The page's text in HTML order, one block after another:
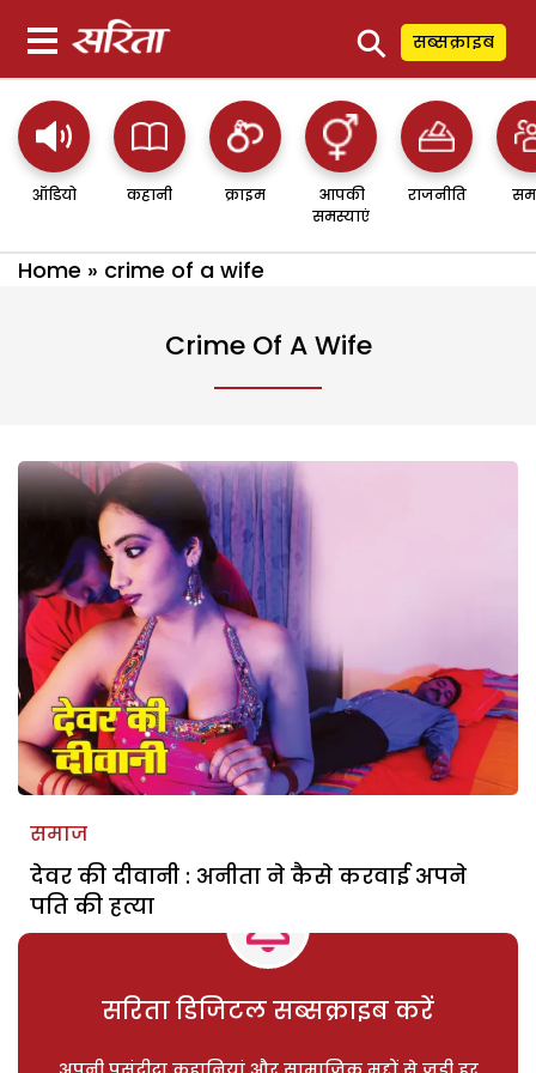
⚲ सब्सक्राइब
ऑडियो कहानी क्राइम
आपकी
समस्याएं
राजनीति
Home » crime of a wife
Crime Of A Wife
समाज
देवर की दीवानी : अनीता ने कैसे करवाई अपने
पति की हत्या
सरिता डिजिटल सब्सक्राइब करें